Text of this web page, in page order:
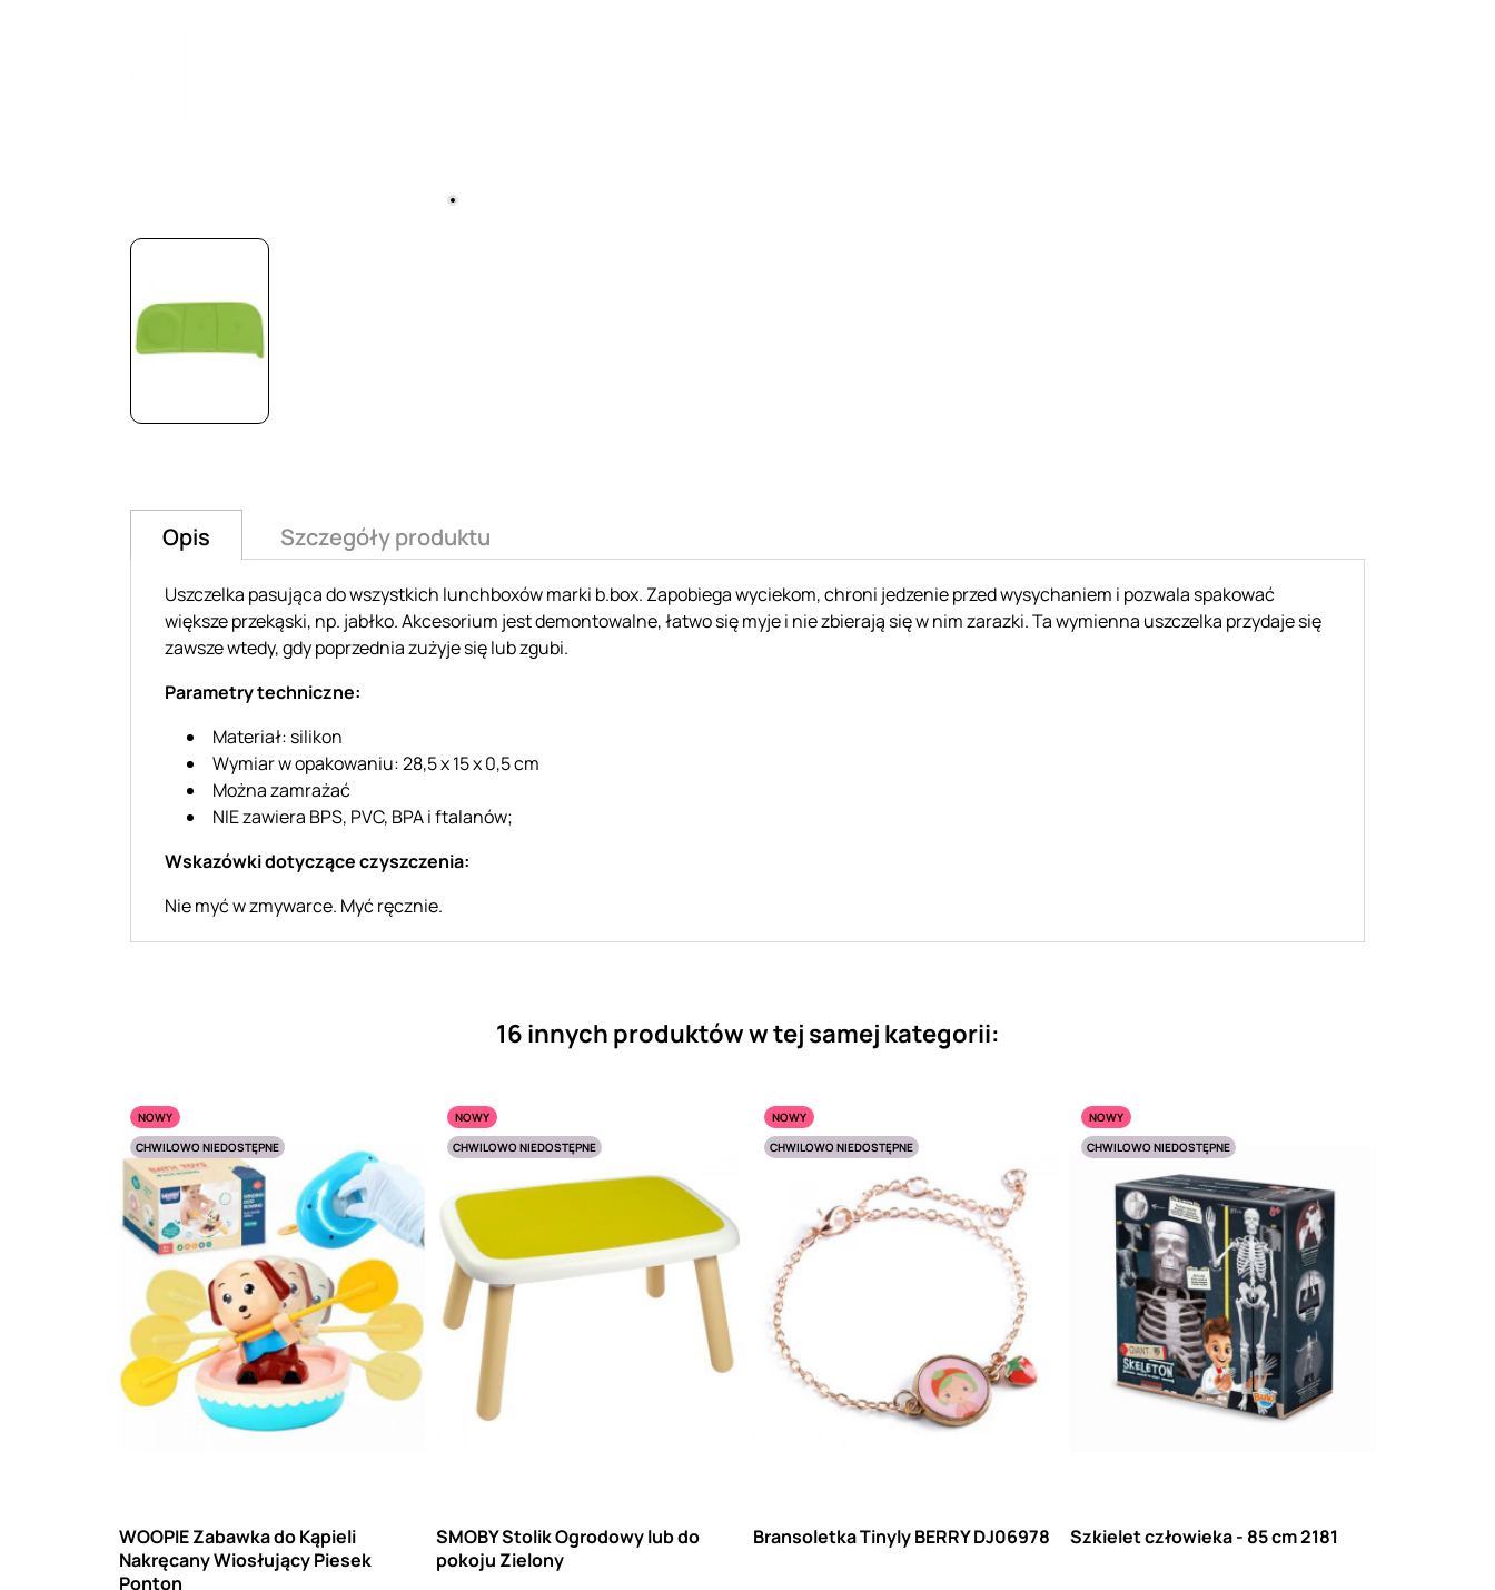
Opis Szczegóły produktu
Uszczelka pasująca do wszystkich lunchboxów marki b.box. Zapobiega wyciekom, chroni jedzenie przed wysychaniem i pozwala spakować
większe przekąski, np. jabłko. Akcesorium jest demontowalne, łatwo się myje i nie zbierają się w nim zarazki. Ta wymienna uszczelka przydaje się
zawsze wtedy, gdy poprzednia zużyje się lub zgubi.
Parametry techniczne:
Materiał: silikon
Wymiar w opakowaniu: 28,5 x 15 x 0,5 cm
Można zamrażać
NIE zawiera BPS, PVC, BPA i ftalanów;
Wskazówki dotyczące czyszczenia:
Nie myć w zmywarce. Myć ręcznie.
16 innych produktów w tej samej kategorii:
NOWY
CHWILOWO NIEDOSTĘPNE
WOOPIE Zabawka do Kąpieli
Nakręcany Wiosłujący Piesek
Ponton
NOWY
CHWILOWO NIEDOSTĘPNE
SMOBY Stolik Ogrodowy lub do
pokoju Zielony
NOWY
CHWILOWO NIEDOSTĘPNE
Bransoletka Tinyly BERRY DJ06978
NOWY
CHWILOWO NIEDOSTĘPNE
Szkielet człowieka - 85 cm 2181